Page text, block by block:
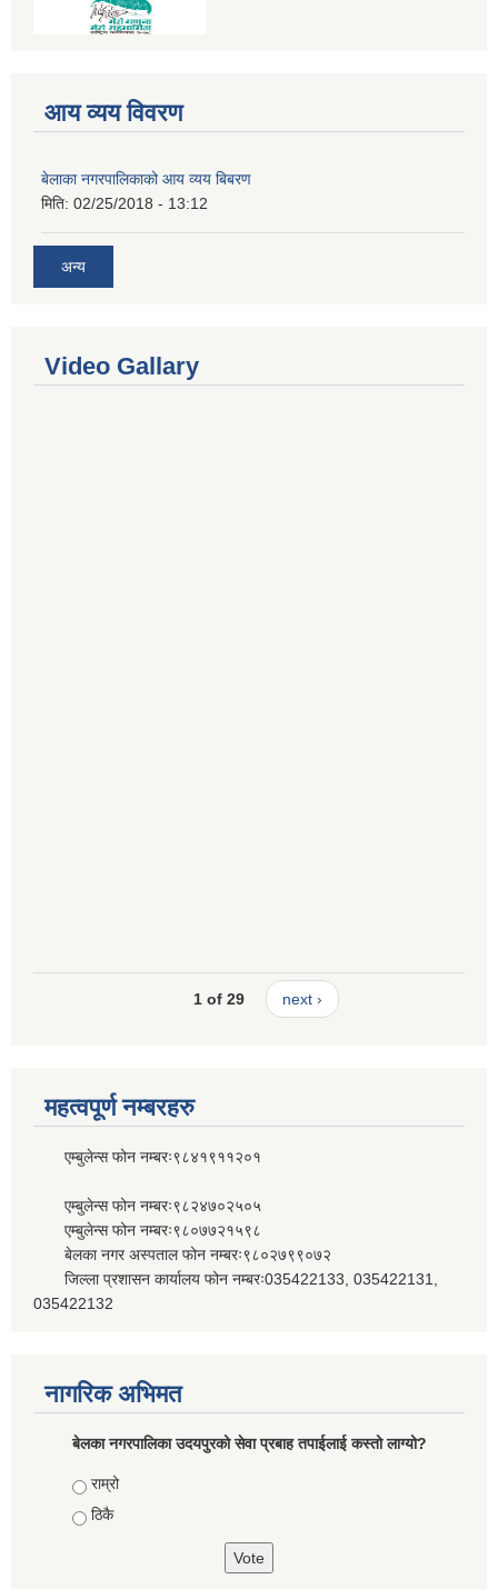
आय व्यय विवरण
बेलाका नगरपालिकाको आय व्यय बिबरण
मिति: 02/25/2018 - 13:12
अन्य
Video Gallary
1 of 29 next ›
महत्वपूर्ण नम्बरहरु
एम्बुलेन्स फोन नम्बरः९८४१९११२०१
एम्बुलेन्स फोन नम्बरः९८२४७०२५०५
एम्बुलेन्स फोन नम्बरः९८०७७२१५९८
बेलका नगर अस्पताल फोन नम्बरः९८०२७९९०७२
जिल्ला प्रशासन कार्यालय फोन नम्बरः035422133, 035422131,
035422132
नागरिक अभिमत
बेलका नगरपालिका उदयपुरको सेवा प्रबाह तपाईलाई कस्तो लाग्यो?
Choices
राम्रो
ठिकै